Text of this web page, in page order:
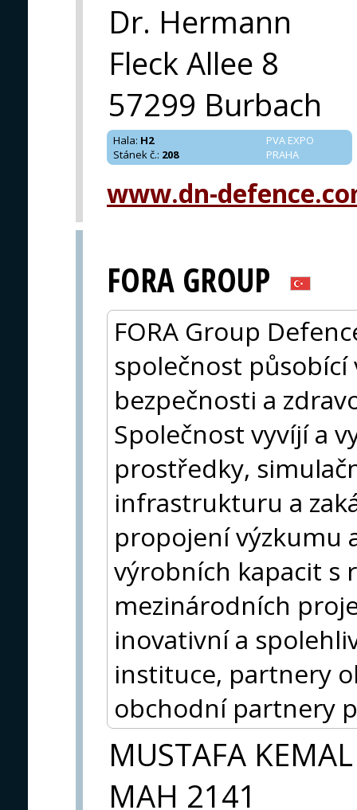
Dr. Hermann
Fleck Allee 8
57299 Burbach
PVA EXPO
PRAHA
Hala: H2
Stánek č.: 208
www.dn-
FORA GROUP
FORA Group
společnost
bezpečnosti a
Společnost vyvíjí a
prostředky,
infrastrukturu a
propojení výzkumu
výrobních kapacit s
mezinárodních
inovativní a
instituce, partnery
obchodní partnery
MUSTAFA KEMAL
MAH 2141